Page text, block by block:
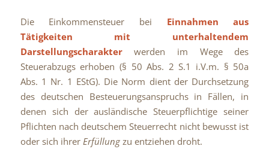
Die Einkommensteuer bei Einnahmen aus
Tätigkeiten mit unterhaltendem
Darstellungscharakterwerden im Wege des
Steuerabzugs erhoben (§ 50 Abs. 2 S.1 i.V.m. § 50a
Abs. 1 Nr. 1 EStG). Die Norm dient der Durchsetzung
des deutschen Besteuerungsanspruchs in Fällen, in
denen sich der ausländische Steuerpflichtige seiner
Pflichten nach deutschem Steuerrecht nicht bewusst ist
oder sich ihrer Erfüllungzu entziehen droht.